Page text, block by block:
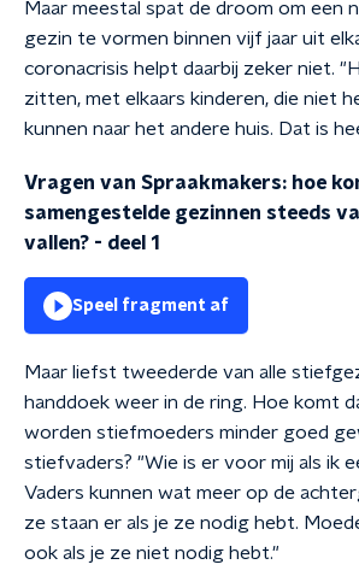
Maar meestal spat de droom om een
gezin te vormen binnen vijf jaar uit
coronacrisis helpt daarbij zeker niet.
zitten, met elkaars kinderen, die niet
kunnen naar het andere huis. Dat is
Vragen van Spraakmakers: hoe
samengestelde gezinnen steeds
vallen? - deel 1
Speel fragment af
Maar liefst tweederde van alle
handdoek weer in de ring. Hoe komt
worden stiefmoeders minder goed
stiefvaders? "Wie is er voor mij als ik
Vaders kunnen wat meer op de
ze staan er als je ze nodig hebt.
ook als je ze niet nodig hebt."